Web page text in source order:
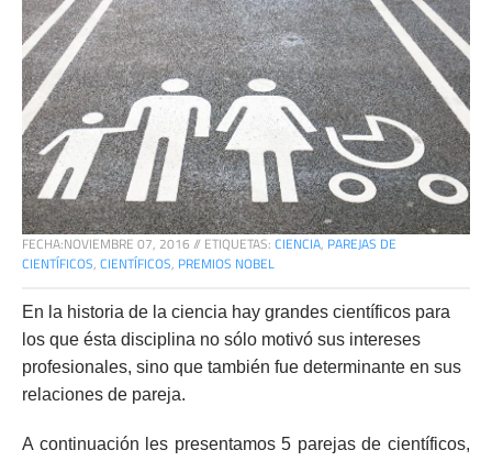
FECHA:NOVIEMBRE 07, 2016 // ETIQUETAS: CIENCIA, PAREJAS DE
CIENTÍFICOS, CIENTÍFICOS, PREMIOS NOBEL
En la historia de la ciencia hay grandes científicos para
los que ésta disciplina no sólo motivó sus intereses
profesionales, sino que también fue determinante en sus
relaciones de pareja.
A continuación les presentamos 5 parejas de científicos,